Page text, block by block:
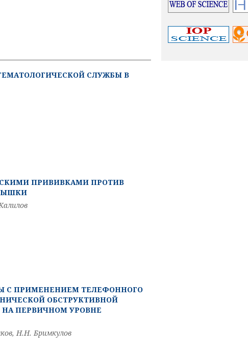
СЛУЖБЫ В
ПРИВИВКАМИ ПРОТИВ
С ПРИМЕНЕНИЕМ ТЕЛЕФОННОГО
ОБСТРУКТИВНОЙ
ПЕРВИЧНОМ УРОВНЕ
Н.Н. Бримкулов